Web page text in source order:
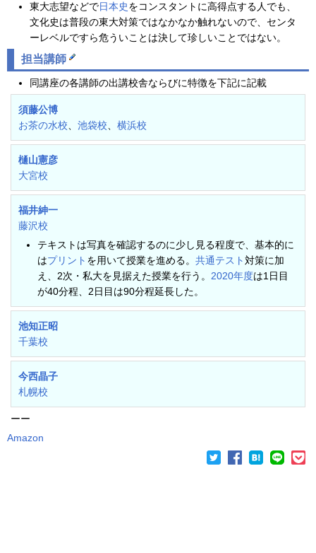
東大志望などで日本史をコンスタントに高得点する人でも、
文化史は普段の東大対策ではなかなか触れないので、センタ
ーレベルですら危ういことは決して珍しいことではない。
担当講師
同講座の各講師の出講校舎ならびに特徴を下記に記載
須藤公博
お茶の水校
池袋校 横浜校
樋山憲彦
大宮校
福井紳一
藤沢校
テキストは写真を確認するのに少し見る程度で、基本的に
はプリント を用いて授業を進める。 共通テスト対策に加
え、2次・私大を見据えた授業を行う。 2020年度は1日目
が40分程、2日目は90分程延長した。
池知正昭
千葉校
今西晶子
札幌校
ーー
Amazon